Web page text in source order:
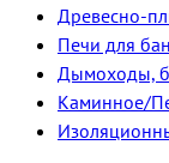
Древесно-
Печи для
Дымоходы,
Каминное/